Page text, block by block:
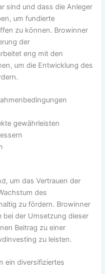
sind und dass die Anleger
um fundierte
zu können. Browinner
der
eng mit den
um die Entwicklung des
gewährleisten
um das Vertrauen der
des
zu fördern. Browinner
bei der Umsetzung dieser
Beitrag zu einer
zu leisten.
ein diversifiziertes